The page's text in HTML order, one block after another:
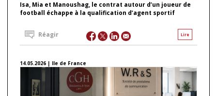
Isa, Mia et Manoushag, le contrat autour d’un joueur de
football échappe à la qualification d’agent sportif
Lire
Réagir
14.05.2026 | Ile de France